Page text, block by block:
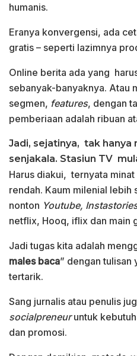
humanis.
Eranya konvergensi, ada
gratis – seperti lazimnya
Online berita ada yang
sebanyak-banyaknya. Atau
segmen, features, dengan
pemberiaan adalah ribuan
Jadi, sejatinya, tak hanya
senjakala. Stasiun TV
Harus diakui, ternyata
rendah. Kaum milenial lebih
nonton Youtube,
netflix, Hooq, iflix dan main
Jadi tugas kita adalah
males baca” dengan tulisan
tertarik.
Sang jurnalis atau penulis
socialpreneuruntuk
dan promosi.